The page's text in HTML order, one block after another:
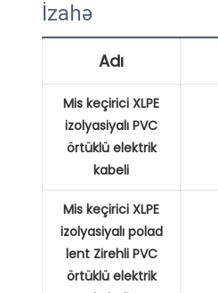
İzahə
Adı
Mis keçirici XLPE
izolyasiyalı PVC
örtüklü elektrik
kabeli
Mis keçirici XLPE
izolyasiyalı polad
lent Zirehli PVC
örtüklü elektrik